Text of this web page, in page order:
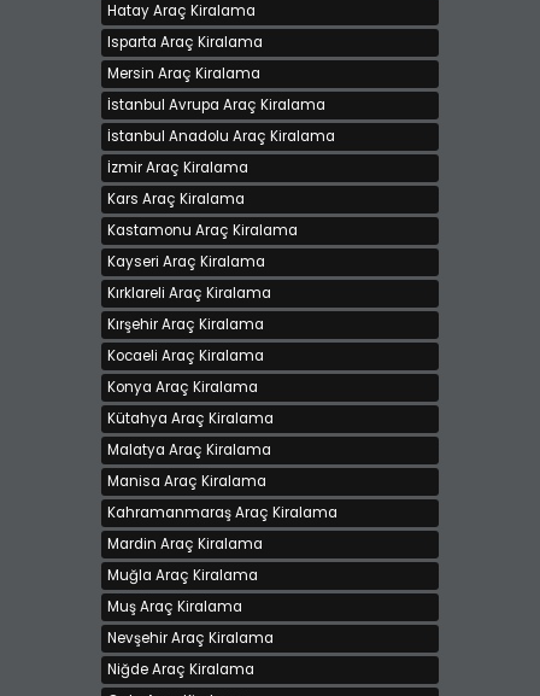
Hatay Araç Kiralama
Isparta Araç Kiralama
Mersin Araç Kiralama
İstanbul Avrupa Araç Kiralama
İstanbul Anadolu Araç Kiralama
İzmir Araç Kiralama
Kars Araç Kiralama
Kastamonu Araç Kiralama
Kayseri Araç Kiralama
Kırklareli Araç Kiralama
Kırşehir Araç Kiralama
Kocaeli Araç Kiralama
Konya Araç Kiralama
Kütahya Araç Kiralama
Malatya Araç Kiralama
Manisa Araç Kiralama
Kahramanmaraş Araç Kiralama
Mardin Araç Kiralama
Muğla Araç Kiralama
Muş Araç Kiralama
Nevşehir Araç Kiralama
Niğde Araç Kiralama